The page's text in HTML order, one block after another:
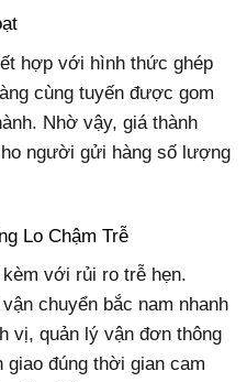
hợp với hình thức ghép
cùng tuyến được gom
Nhờ vậy, giá thành
người gửi hàng số lượng
Lo Chậm Trễ
với rủi ro trễ hẹn.
chuyển bắc nam nhanh
vị, quản lý vận đơn thông
giao đúng thời gian cam